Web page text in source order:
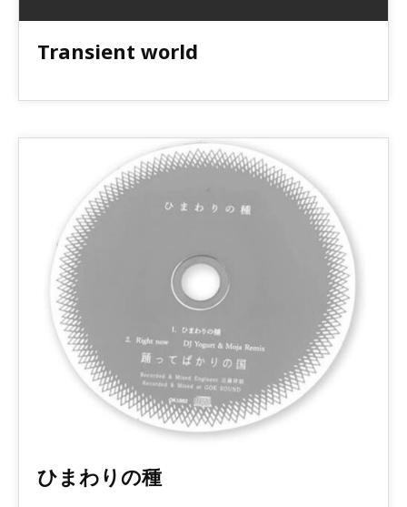
Transient world
ひまわりの種